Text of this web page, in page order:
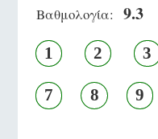
Βαθμολογία: 9.3
1 2 3
7 8 9